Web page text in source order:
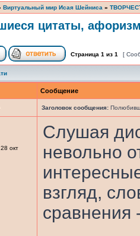
Виртуальный мир Исая Шейниса »
цитаты,
Страница 1 из 1 [
Сообщение
Заголовок сообщения:
28 окт
Слушая
невольно
взгляд,